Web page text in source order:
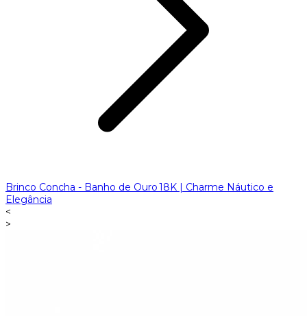
Brinco Concha - Banho de Ouro 18K | Charme Náutico e
Elegância
<
>